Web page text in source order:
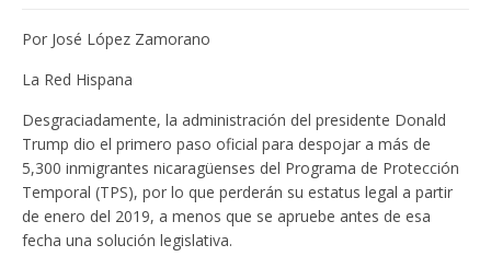
Por José López Zamorano
La Red Hispana
Desgraciadamente, la administración del presidente Donald
Trump dio el primero paso oficial para despojar a más de
5,300 inmigrantes nicaragüenses del Programa de Protección
Temporal (TPS), por lo que perderán su estatus legal a partir
de enero del 2019, a menos que se apruebe antes de esa
fecha una solución legislativa.